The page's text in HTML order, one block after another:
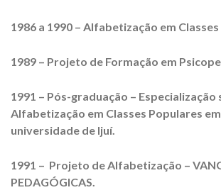
1986 a 1990 – Alfabetização em
1989 – Projeto de Formação em
1991 – Pós-graduação – Especialização
Alfabetização em Classes Populares
universidade de Ijuí.
1991 – Projeto de Alfabetização –
PEDAGÓGICAS.